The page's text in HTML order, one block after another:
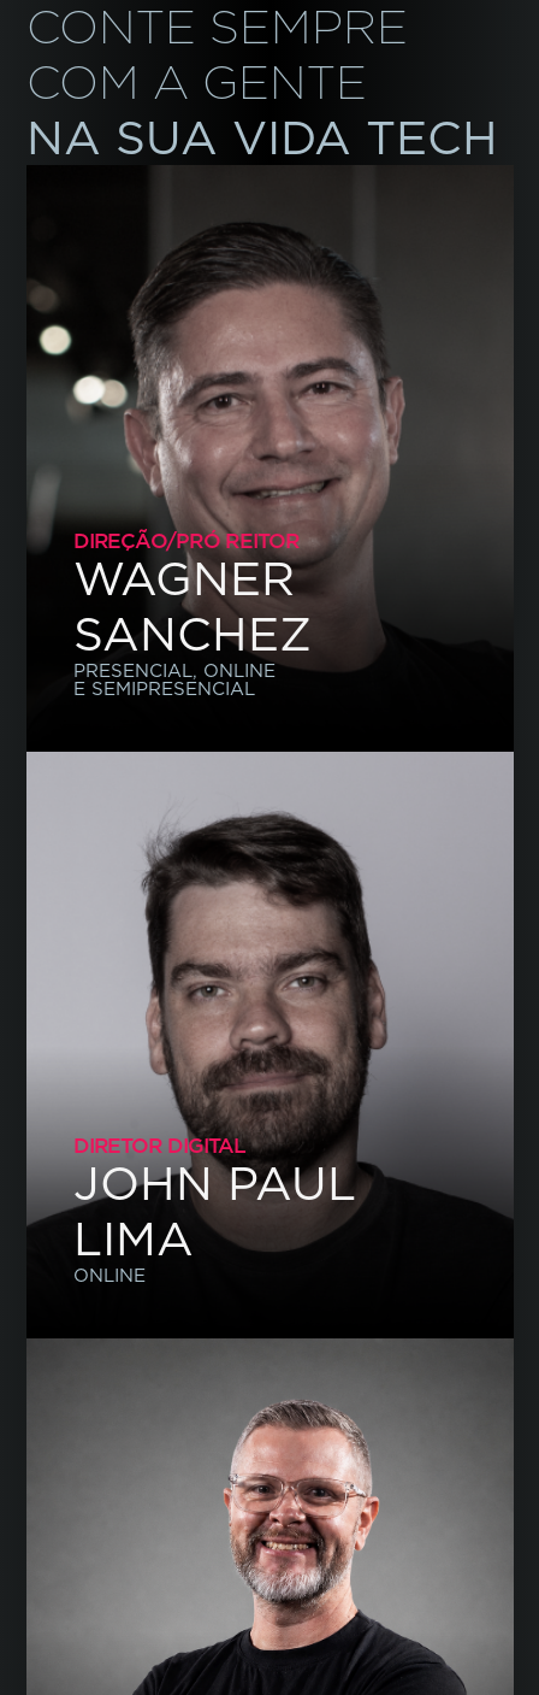
CONTE SEMPRE
COM A GENTE
NA SUA VIDA TECH
DIREÇÃO/PRÓ REITOR
WAGNER
SANCHEZ
PRESENCIAL, ONLINE
E SEMIPRESENCIAL
DIRETOR DIGITAL
JOHN PAUL
LIMA
ONLINE